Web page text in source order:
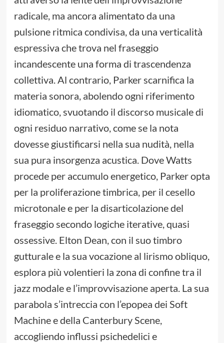
radicale, ma ancora alimentato da una
pulsione ritmica condivisa, da una verticalità
espressiva che trova nel fraseggio
incandescente una forma di trascendenza
collettiva. Al contrario, Parker scarnifica la
materia sonora, abolendo ogni riferimento
idiomatico, svuotando il discorso musicale di
ogni residuo narrativo, come se la nota
dovesse giustificarsi nella sua nudità, nella
sua pura insorgenza acustica. Dove Watts
procede per accumulo energetico, Parker opta
per la proliferazione timbrica, per il cesello
microtonale e per la disarticolazione del
fraseggio secondo logiche iterative, quasi
ossessive. Elton Dean, con il suo timbro
gutturale e la sua vocazione al lirismo obliquo,
esplora più volentieri la zona di confine tra il
jazz modale e l’improvvisazione aperta. La sua
parabola s’intreccia con l’epopea dei Soft
Machine e della Canterbury Scene,
accogliendo influssi psichedelici e